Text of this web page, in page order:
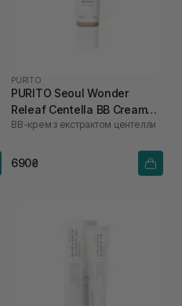
PURITO
PURITO Seoul Wonder
Releaf Centella BB Cream
Light Beige №21 30 мл
ВВ-крем з екстрактом центелли
690₴